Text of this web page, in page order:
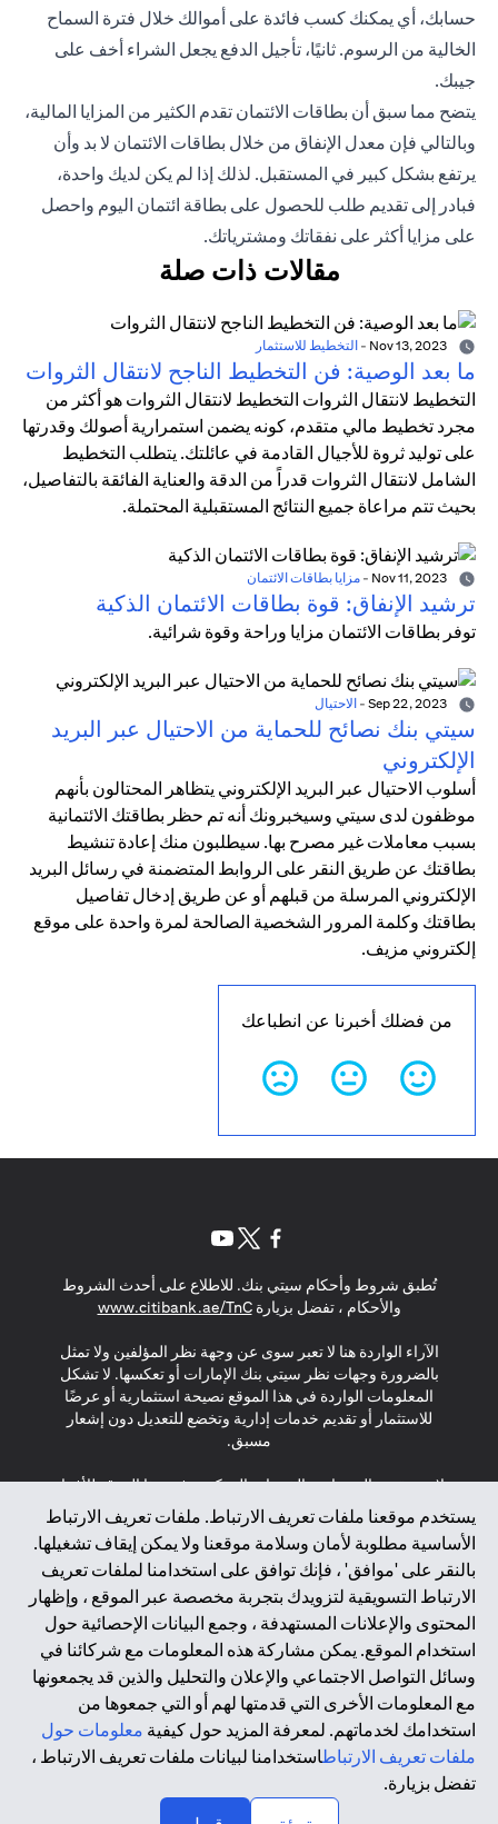
حسابك، أي يمكنك كسب فائدة على أموالك خلال فترة السماح
الخالية من الرسوم. ثانيًا، تأجيل الدفع يجعل الشراء أخف على
جيبك.
يتضح مما سبق أن بطاقات الائتمان تقدم الكثير من المزايا المالية،
وبالتالي فإن معدل الإنفاق من خلال بطاقات الائتمان لا بد وأن
يرتفع بشكل كبير في المستقبل. لذلك إذا لم يكن لديك واحدة،
فبادر إلى تقديم طلب للحصول على بطاقة ائتمان اليوم واحصل
على مزايا أكثر على نفقاتك ومشترياتك.
مقالات ذات صلة
- التخطيط للاستثمار
ما بعد الوصية: فن التخطيط الناجح لانتقال الثروات
التخطيط لانتقال الثروات التخطيط لانتقال الثروات هو أكثر من
مجرد تخطيط مالي متقدم، كونه يضمن استمرارية أصولك وقدرتها
على توليد ثروة للأجيال القادمة في عائلتك. يتطلب التخطيط
الشامل لانتقال الثروات قدراً من الدقة والعناية الفائقة بالتفاصيل،
بحيث تتم مراعاة جميع النتائج المستقبلية المحتملة.
- مزايا بطاقات الائتمان
ترشيد الإنفاق: قوة بطاقات الائتمان الذكية
توفر بطاقات الائتمان مزايا وراحة وقوة شرائية.
- الاحتيال
سيتي بنك نصائح للحماية من الاحتيال عبر البريد
الإلكتروني
أسلوب الاحتيال عبر البريد الإلكتروني يتظاهر المحتالون بأنهم
موظفون لدى سيتي وسيخبرونك أنه تم حظر بطاقتك الائتمانية
بسبب معاملات غير مصرح بها. سيطلبون منك إعادة تنشيط
بطاقتك عن طريق النقر على الروابط المتضمنة في رسائل البريد
الإلكتروني المرسلة من قبلهم أو عن طريق إدخال تفاصيل
بطاقتك وكلمة المرور الشخصية الصالحة لمرة واحدة على موقع
إلكتروني مزيف.
من فضلك أخبرنا عن انطباعك
يستخدم موقعنا ملفات تعريف الارتباط. ملفات تعريف الارتباط
الأساسية مطلوبة لأمان وسلامة موقعنا ولا يمكن إيقاف تشغيلها.
بالنقر على 'موافق' ، فإنك توافق على استخدامنا لملفات تعريف
الارتباط التسويقية لتزويدك بتجربة مخصصة عبر الموقع ، وإظهار
المحتوى والإعلانات المستهدفة ، وجمع البيانات الإحصائية حول
استخدام الموقع. يمكن مشاركة هذه المعلومات مع شركائنا في
وسائل التواصل الاجتماعي والإعلان والتحليل والذين قد يجمعونها
مع المعلومات الأخرى التي قدمتها لهم أو التي جمعوها من
استخدامك لخدماتهم. لمعرفة المزيد حول كيفية معلومات حول
ملفات تعريف الارتباطاستخدامنا لبيانات ملفات تعريف الارتباط ،
تفضل بزيارة.
تُطبق شروط وأحكام سيتي بنك. للاطلاع على أحدث الشروط
والأحكام ، تفضل بزيارةwww.citibank.ae/TnC
in a new tab
الآراء الواردة هنا لا تعبر سوى عن وجهة نظر المؤلفين ولا تمثل
بالضرورة وجهات نظر سيتي بنك الإمارات أو تعكسها. لا تشكل
المعلومات الواردة في هذا الموقع نصيحة استثمارية أو عرضًا
للاستثمار أو تقديم خدمات إدارية وتخضع للتعديل دون إشعار
مسبق.
لا يتم تقديم المنتجات والخدمات المذكورة في هذا الموقع للأفراد
المقيمين في الاتحاد الأوروبي أو المنطقة الاقتصادية الأوروبية أو
سويسرا أو غيرنسي أو جيرسي أو موناكو أو سان مارينو أو
الفاتيكان أو جزيرة مان أو المملكة المتحدة أو خصوصية البيانات
(لائحة حماية البيانات العامة \ قانون حماية البيانات الشخصية
العامة \ قانون خصوصية نيوزيلندا). المحتوى الموجود في هذه
الصفحة ليس ولا ينبغي تفسيره على أنه عرض أو دعوة أو دعوة
لشراء أو بيع أي من المنتجات والخدمات المذكورة هنا لمثل هؤلاء
الأفراد.
*GDPR – اللائحة العامة لحماية البيانات؛ * LGPD – Lei Geral de
Proteção de Dados Pessoais ; *NZPA – قانون الخصوصية
النيوزيلندي
2025 citibank.ae